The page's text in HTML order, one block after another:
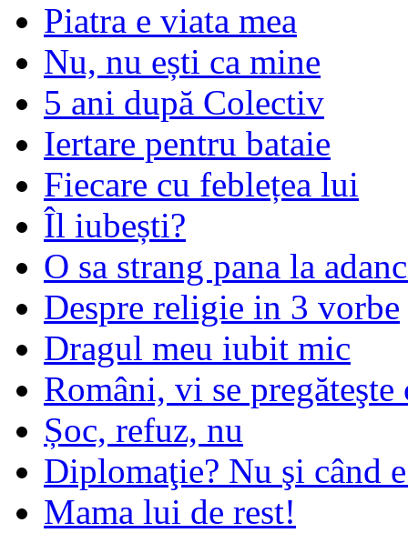
Piatra e viata mea
Nu, nu ești ca mine
5 ani după Colectiv
Iertare pentru bataie
Fiecare cu feblețea lui
Îl iubești?
O sa strang pana la
Despre religie in 3 vorbe
Dragul meu iubit mic
Români, vi se pregăteşte
Șoc, refuz, nu
Diplomaţie? Nu şi când
Mama lui de rest!